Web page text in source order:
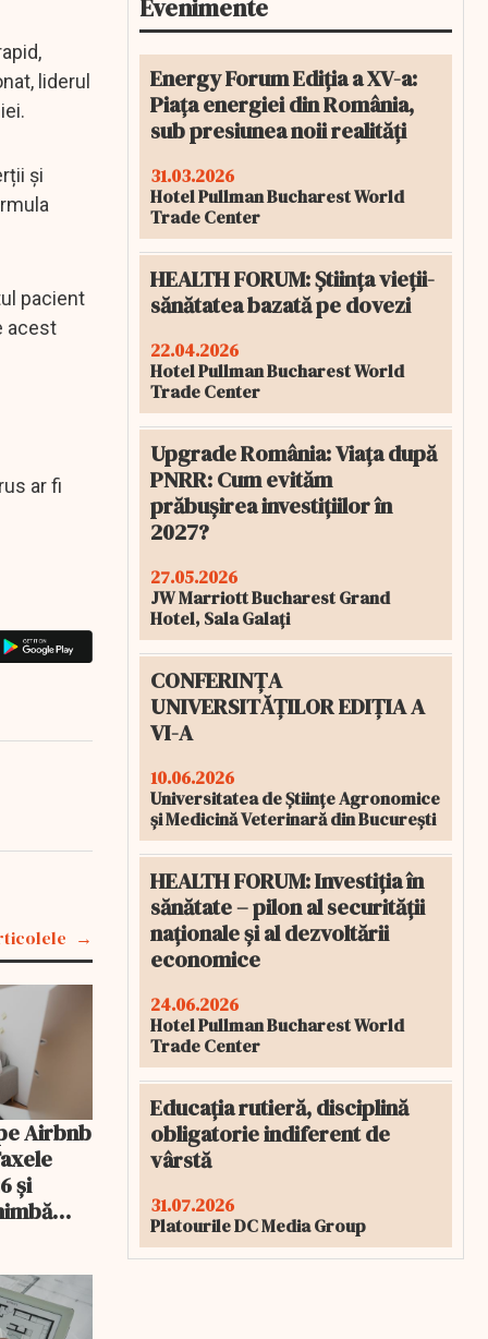
liderul
și
pacient
acest
ar fi
Airbnb
și
Evenimente
Energy Forum Ediția a XV-a:
Piața energiei din România,
sub presiunea noii realități
31.03.2026
Hotel Pullman Bucharest World
Trade Center
HEALTH FORUM: Știința vieții-
sănătatea bazată pe dovezi
22.04.2026
Hotel Pullman Bucharest World
Trade Center
Upgrade România: Viața după
PNRR: Cum evităm
prăbușirea investițiilor în
2027?
27.05.2026
JW Marriott Bucharest Grand
Hotel, Sala Galați
CONFERINȚA
UNIVERSITĂȚILOR EDIȚIA A
VI-A
10.06.2026
Universitatea de Științe Agronomice
și Medicină Veterinară din București
HEALTH FORUM: Investiția în
sănătate – pilon al securității
naționale și al dezvoltării
economice
24.06.2026
Hotel Pullman Bucharest World
Trade Center
Educația rutieră, disciplină
obligatorie indiferent de
vârstă
31.07.2026
Platourile DC Media Group